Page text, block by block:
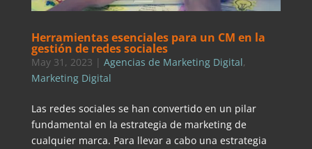
Herramientas esenciales para un CM en la
gestión de redes sociales
May 31, 2023 | Agencias de Marketing Digital,
Marketing Digital
Las redes sociales se han convertido en un pilar
fundamental en la estrategia de marketing de
cualquier marca. Para llevar a cabo una estrategia